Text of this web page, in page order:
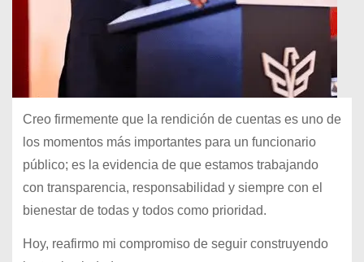
Creo firmemente que la rendición de cuentas es uno de
los momentos más importantes para un funcionario
público; es la evidencia de que estamos trabajando
con transparencia, responsabilidad y siempre con el
bienestar de todas y todos como prioridad.
Hoy, reafirmo mi compromiso de seguir construyendo